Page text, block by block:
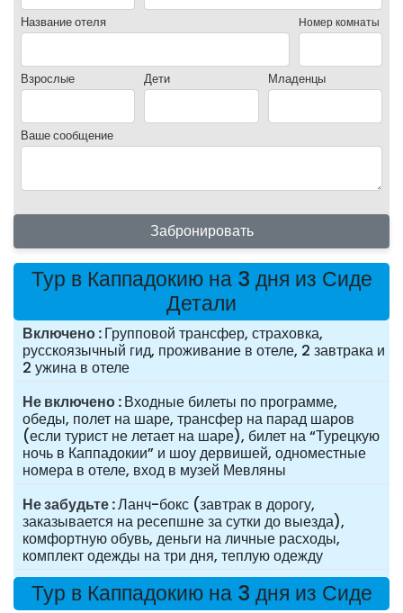
Название отеля Номер комнаты
Взрослые Дети Младенцы
Ваше сообщение
Забронировать
Тур в Каппадокию на 3 дня из Сиде
Детали
Включено Групповой трансфер, страховка,
русскоязычный гид, проживание в отеле, 2 завтрака и
2 ужина в отеле
Не включено Входные билеты по программе,
обеды, полет на шаре, трансфер на парад шаров
(если турист не летает на шаре), билет на “Турецкую
ночь в Каппадокии” и шоу дервишей, одноместные
номера в отеле, вход в музей Мевляны
Не забудьте Ланч-бокс (завтрак в дорогу,
заказывается на ресепшне за сутки до выезда),
комфортную обувь, деньги на личные расходы,
комплект одежды на три дня, теплую одежду
Тур в Каппадокию на 3 дня из Сиде